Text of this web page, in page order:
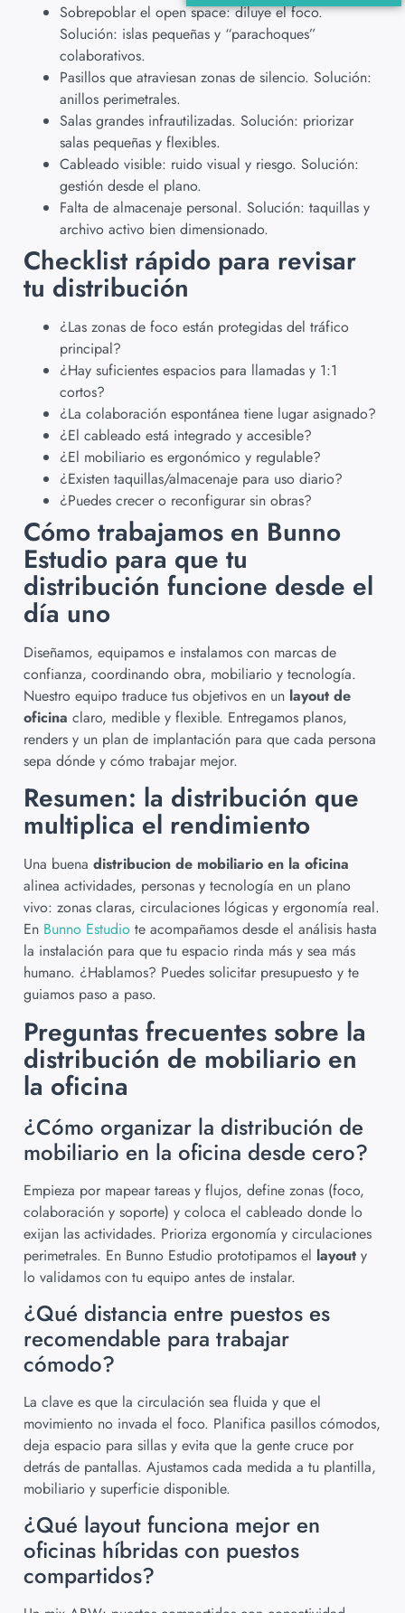
Sobrepoblar el open space: diluye el foco.
Solución: islas pequeñas y “parachoques”
colaborativos.
Pasillos que atraviesan zonas de silencio. Solución:
anillos perimetrales.
Salas grandes infrautilizadas. Solución: priorizar
salas pequeñas y flexibles.
Cableado visible: ruido visual y riesgo. Solución:
gestión desde el plano.
Falta de almacenaje personal. Solución: taquillas y
archivo activo bien dimensionado.
Checklist rápido para revisar
tu distribución
¿Las zonas de foco están protegidas del tráfico
principal?
¿Hay suficientes espacios para llamadas y 1:1
cortos?
¿La colaboración espontánea tiene lugar asignado?
¿El cableado está integrado y accesible?
¿El mobiliario es ergonómico y regulable?
¿Existen taquillas/almacenaje para uso diario?
¿Puedes crecer o reconfigurar sin obras?
Cómo trabajamos en Bunno
Estudio para que tu
distribución funcione desde el
día uno
Diseñamos, equipamos e instalamos con marcas de
confianza, coordinando obra, mobiliario y tecnología.
Nuestro equipo traduce tus objetivos en un layout de
oficina claro, medible y flexible. Entregamos planos,
renders y un plan de implantación para que cada persona
sepa dónde y cómo trabajar mejor.
Resumen: la distribución que
multiplica el rendimiento
Una buena distribucion de mobiliario en la oficina
alinea actividades, personas y tecnología en un plano
vivo: zonas claras, circulaciones lógicas y ergonomía real.
En Bunno Estudio te acompañamos desde el análisis hasta
la instalación para que tu espacio rinda más y sea más
humano. ¿Hablamos? Puedes solicitar presupuesto y te
guiamos paso a paso.
Preguntas frecuentes sobre la
distribución de mobiliario en
la oficina
¿Cómo organizar la distribución de
mobiliario en la oficina desde cero?
Empieza por mapear tareas y flujos, define zonas (foco,
colaboración y soporte) y coloca el cableado donde lo
exijan las actividades. Prioriza ergonomía y circulaciones
perimetrales. En Bunno Estudio prototipamos el layout y
lo validamos con tu equipo antes de instalar.
¿Qué distancia entre puestos es
recomendable para trabajar
cómodo?
La clave es que la circulación sea fluida y que el
movimiento no invada el foco. Planifica pasillos cómodos,
deja espacio para sillas y evita que la gente cruce por
detrás de pantallas. Ajustamos cada medida a tu plantilla,
mobiliario y superficie disponible.
¿Qué layout funciona mejor en
oficinas híbridas con puestos
compartidos?